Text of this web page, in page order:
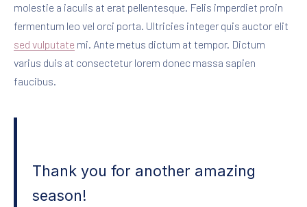
molestie a iaculis at erat pellentesque. Felis imperdiet proin
fermentum leo vel orci porta. Ultricies integer quis auctor elit
sed vulputate mi. Ante metus dictum at tempor. Dictum
varius duis at consectetur lorem donec massa sapien
faucibus.
Thank you for another amazing
season!